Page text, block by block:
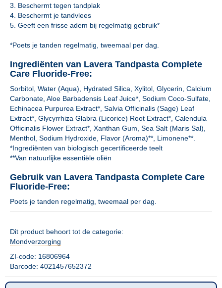
3. Beschermt tegen tandplak
4. Beschermt je tandvlees
5. Geeft een frisse adem bij regelmatig gebruik*
*Poets je tanden regelmatig, tweemaal per dag.
Ingrediënten van Lavera Tandpasta Complete
Care Fluoride-Free:
Sorbitol, Water (Aqua), Hydrated Silica, Xylitol, Glycerin, Calcium
Carbonate, Aloe Barbadensis Leaf Juice*, Sodium Coco-Sulfate,
Echinacea Purpurea Extract*, Salvia Officinalis (Sage) Leaf
Extract*, Glycyrrhiza Glabra (Licorice) Root Extract*, Calendula
Officinalis Flower Extract*, Xanthan Gum, Sea Salt (Maris Sal),
Menthol, Sodium Hydroxide, Flavor (Aroma)**, Limonene**.
*Ingrediënten van biologisch gecertificeerde teelt
**Van natuurlijke essentiële oliën
Gebruik van Lavera Tandpasta Complete Care
Fluoride-Free:
Poets je tanden regelmatig, tweemaal per dag.
Dit product behoort tot de categorie:
Mondverzorging
ZI-code: 16806964
Barcode: 4021457652372